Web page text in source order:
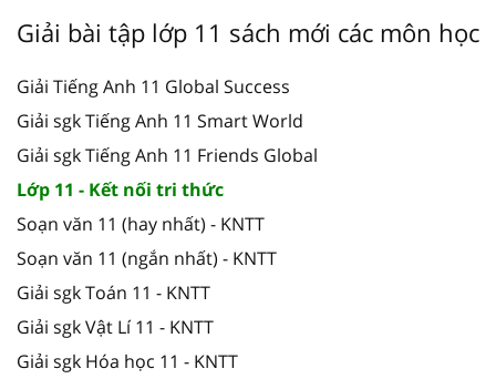
Giải bài tập lớp 11 sách mới các môn học
Giải Tiếng Anh 11 Global Success
Giải sgk Tiếng Anh 11 Smart World
Giải sgk Tiếng Anh 11 Friends Global
Lớp 11 - Kết nối tri thức
Soạn văn 11 (hay nhất) - KNTT
Soạn văn 11 (ngắn nhất) - KNTT
Giải sgk Toán 11 - KNTT
Giải sgk Vật Lí 11 - KNTT
Giải sgk Hóa học 11 - KNTT